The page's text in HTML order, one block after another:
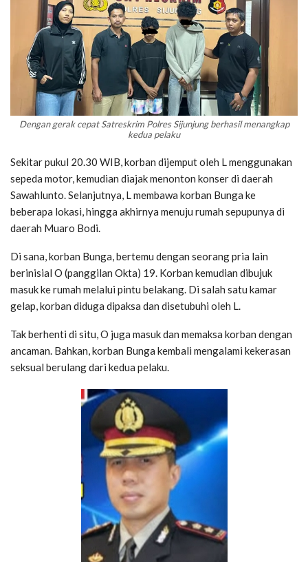
Dengan gerak cepat Satreskrim Polres Sijunjung berhasil menangkap
kedua pelaku
Sekitar pukul 20.30 WIB, korban dijemput oleh L menggunakan
sepeda motor, kemudian diajak menonton konser di daerah
Sawahlunto. Selanjutnya, L membawa korban Bunga ke
beberapa lokasi, hingga akhirnya menuju rumah sepupunya di
daerah Muaro Bodi.
Di sana, korban Bunga, bertemu dengan seorang pria lain
berinisial O (panggilan Okta) 19. Korban kemudian dibujuk
masuk ke rumah melalui pintu belakang. Di salah satu kamar
gelap, korban diduga dipaksa dan disetubuhi oleh L.
Tak berhenti di situ, O juga masuk dan memaksa korban dengan
ancaman. Bahkan, korban Bunga kembali mengalami kekerasan
seksual berulang dari kedua pelaku.